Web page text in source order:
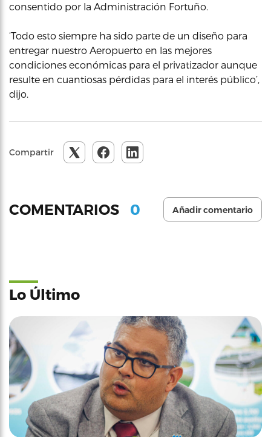
consentido por la Administración Fortuño.
‘Todo esto siempre ha sido parte de un diseño para
entregar nuestro Aeropuerto en las mejores
condiciones económicas para el privatizador aunque
resulte en cuantiosas pérdidas para el interés público’,
dijo.
Compartir
COMENTARIOS 0 Añadir comentario
Lo Último